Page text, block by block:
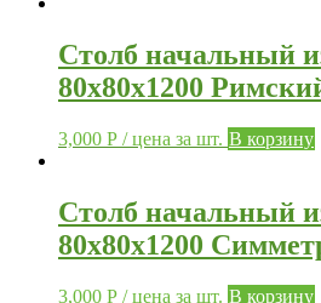
Столб начальный
80х80х1200
3,000 Р / цена за шт. В корзину
Столб начальный
80х80х1200
3,000 Р / цена за шт. В корзину